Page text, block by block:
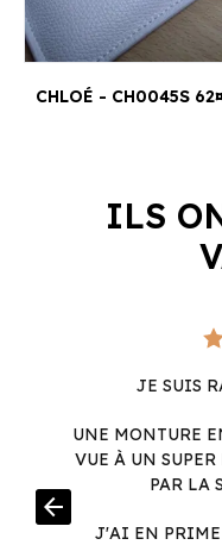
CHLOÉ - CH0045S
ILS
JE SUIS
UNE MONTURE
VUE À UN
PAR LA
J'AI EN PRIME
arrow_back